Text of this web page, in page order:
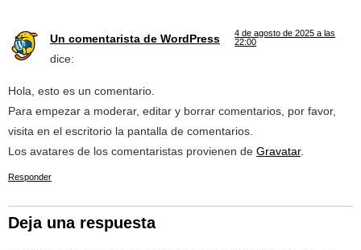
Un comentarista de WordPress
dice:
4 de agosto de 2025 a las
22:00
Hola, esto es un comentario.
Para empezar a moderar, editar y borrar comentarios, por favor,
visita en el escritorio la pantalla de comentarios.
Los avatares de los comentaristas provienen de Gravatar.
Responder
Deja una respuesta